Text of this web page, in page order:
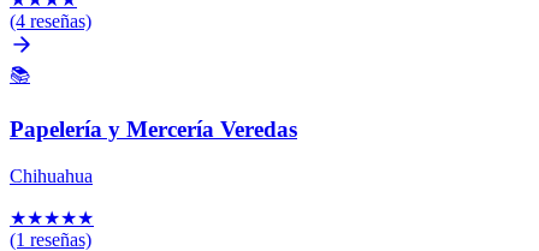
(4 reseñas)
📚
Papelería y Mercería Veredas
Chihuahua
★★★★★
(1 reseñas)